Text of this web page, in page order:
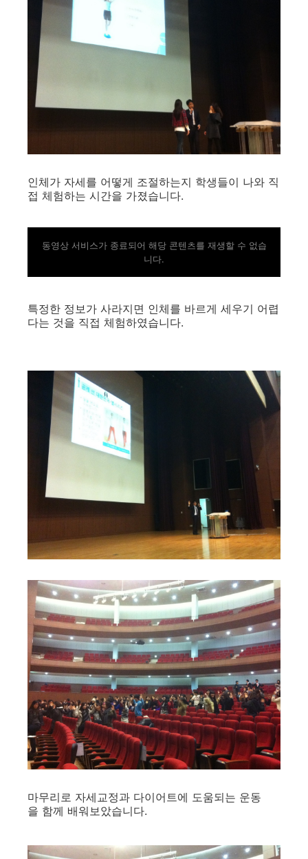
인체가 자세를 어떻게 조절하는지 학생들이 나와 직
접 체험하는 시간을 가졌습니다.
동영상 서비스가 종료되어 해당 콘텐츠를 재생할 수 없습
니다.
특정한 정보가 사라지면 인체를 바르게 세우기 어렵
다는 것을 직접 체험하였습니다.
마무리로 자세교정과 다이어트에 도움되는 운동
을 함께 배워보았습니다.